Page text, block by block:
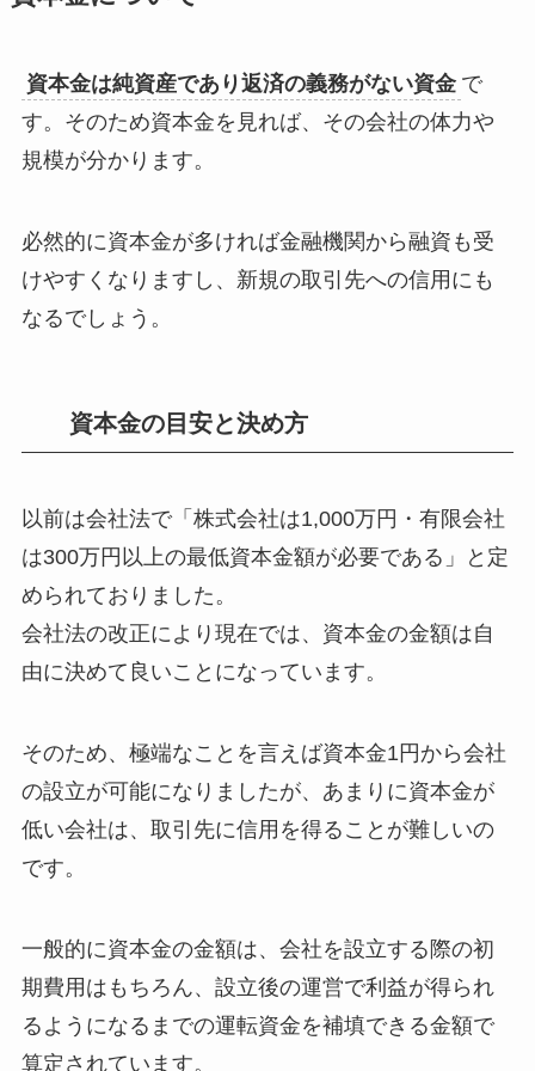
資本金は純資産であり返済の義務がない資金 で
す。そのため資本金を見れば、その会社の体力や
規模が分かります。
必然的に資本金が多ければ金融機関から融資も受
けやすくなりますし、新規の取引先への信用にも
なるでしょう。
資本金の目安と決め方
以前は会社法で「株式会社は1,000万円・有限会社
は300万円以上の最低資本金額が必要である」と定
められておりました。
会社法の改正により現在では、資本金の金額は自
由に決めて良いことになっています。
そのため、極端なことを言えば資本金1円から会社
の設立が可能になりましたが、 あまりに資本金が
低い会社は、取引先に信用を得ることが難しいの
です。
一般的に資本金の金額は、会社を設立する際の初
期費用はもちろん、設立後の運営で利益が得られ
るようになるまでの運転資金を補填できる金額で
算定されています。